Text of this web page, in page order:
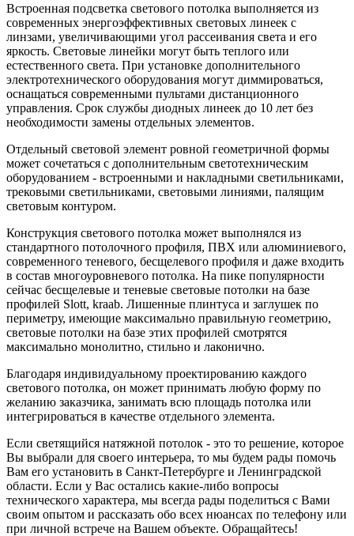
Встроенная подсветка светового потолка выполняется из
современных энергоэффективных световых линеек с
линзами, увеличивающими угол рассеивания света и его
яркость. Световые линейки могут быть теплого или
естественного света. При установке дополнительного
электротехнического оборудования могут диммироваться,
оснащаться современными пультами дистанционного
управления. Срок службы диодных линеек до 10 лет без
необходимости замены отдельных элементов.
Отдельный световой элемент ровной геометричной формы
может сочетаться с дополнительным светотехническим
оборудованием - встроенными и накладными светильниками,
трековыми светильниками, световыми линиями, палящим
световым контуром.
Конструкция светового потолка может выполнялся из
стандартного потолочного профиля, ПВХ или алюминиевого,
современного теневого, бесщелевого профиля и даже входить
в состав многоуровневого потолка. На пике популярности
сейчас бесщелевые и теневые световые потолки на базе
профилей Slott, kraab. Лишенные плинтуса и заглушек по
периметру, имеющие максимально правильную геометрию,
световые потолки на базе этих профилей смотрятся
максимально монолитно, стильно и лаконично.
Благодаря индивидуальному проектированию каждого
светового потолка, он может принимать любую форму по
желанию заказчика, занимать всю площадь потолка или
интегрироваться в качестве отдельного элемента.
Если светящийся натяжной потолок - это то решение, которое
Вы выбрали для своего интерьера, то мы будем рады помочь
Вам его установить в Санкт-Петербурге и Ленинградской
области. Если у Вас остались какие-либо вопросы
технического характера, мы всегда рады поделиться с Вами
своим опытом и рассказать обо всех нюансах по телефону или
при личной встрече на Вашем объекте. Обращайтесь!